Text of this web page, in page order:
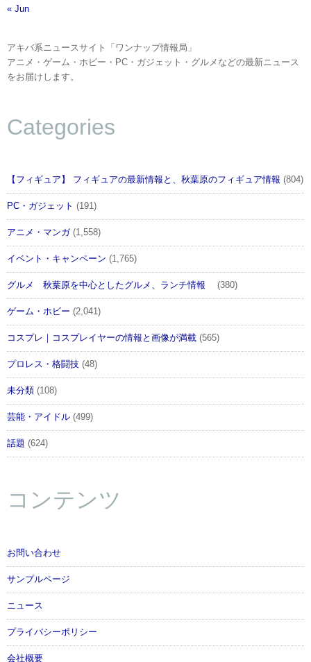
« Jun
アキバ系ニュースサイト「ワンナップ情報局」
アニメ・ゲーム・ホビー・PC・ガジェット・グルメなどの最新ニュース
をお届けします。
Categories
【フィギュア】 フィギュアの最新情報と、秋葉原のフィギュア情報 (804)
PC・ガジェット (191)
アニメ・マンガ(1,558)
イベント・キャンペーン (1,765)
グルメ 秋葉原を中心としたグルメ、ランチ情報 (380)
ゲーム・ホビー (2,041)
コスプレ｜コスプレイヤーの情報と画像が満載 (565)
プロレス・格闘技 (48)
未分類 (108)
芸能・アイドル (499)
話題 (624)
コンテンツ
お問い合わせ
サンプルページ
ニュース
プライバシーポリシー
会社概要